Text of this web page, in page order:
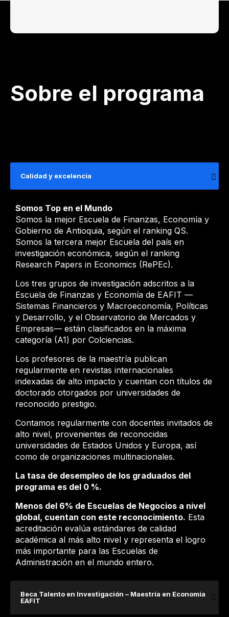
Sobre el programa
Calidad y excelencia
Somos Top en el Mundo
Somos la mejor Escuela de Finanzas, Economía y
Gobierno de Antioquia, según el ranking QS.
Somos la tercera mejor Escuela del país en
investigación económica, según el ranking
Research Papers in Economics (RePEc).
Los tres grupos de investigación adscritos a la
Escuela de Finanzas y Economía de EAFIT —
Sistemas Financieros y Macroeconomía, Políticas
y Desarrollo, y el Observatorio de Mercados y
Empresas— están clasificados en la máxima
categoría (A1) por Colciencias.
Los profesores de la maestría publican
regularmente en revistas internacionales
indexadas de alto impacto y cuentan con títulos de
doctorado otorgados por universidades de
reconocido prestigio.
Contamos regularmente con docentes invitados de
alto nivel, provenientes de reconocidas
universidades de Estados Unidos y Europa, así
como de organizaciones multinacionales.
La tasa de desempleo de los graduados del
programa es del 0 %.
Menos del 6% de Escuelas de Negocios a nivel
global, cuentan con este reconocimiento. Esta
acreditación evalúa estándares de calidad
académica al más alto nivel y representa el logro
más importante para las Escuelas de
Administración en el mundo entero.
Beca Talento en Investigación – Maestría en Economía
EAFIT